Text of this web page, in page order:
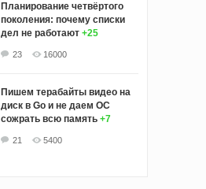
Планирование четвёртого
поколения: почему списки
дел не работают +25
23 16000
Пишем терабайты видео на
диск в Go и не даем ОС
сожрать всю память +7
21 5400